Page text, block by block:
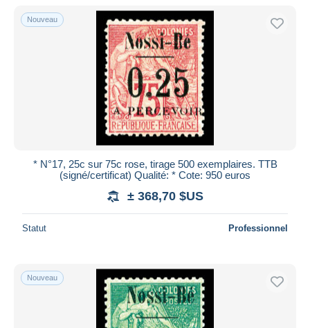
Nouveau
* N°17, 25c sur 75c rose, tirage 500 exemplaires. TTB
(signé/certificat) Qualité: * Cote: 950 euros
± 368,70 $US
Statut Professionnel
Nouveau